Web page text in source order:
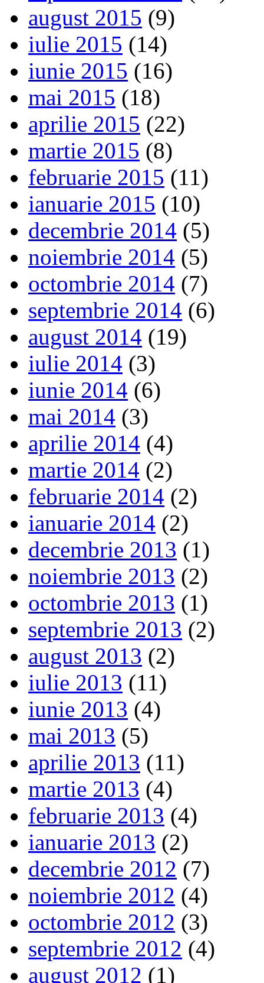
august 2015 (9)
iulie 2015 (14)
iunie 2015 (16)
mai 2015 (18)
aprilie 2015 (22)
martie 2015 (8)
februarie 2015 (11)
ianuarie 2015 (10)
decembrie 2014 (5)
noiembrie 2014 (5)
octombrie 2014 (7)
septembrie 2014 (6)
august 2014 (19)
iulie 2014 (3)
iunie 2014 (6)
mai 2014 (3)
aprilie 2014 (4)
martie 2014 (2)
februarie 2014 (2)
ianuarie 2014 (2)
decembrie 2013 (1)
noiembrie 2013 (2)
octombrie 2013 (1)
septembrie 2013 (2)
august 2013 (2)
iulie 2013 (11)
iunie 2013 (4)
mai 2013 (5)
aprilie 2013 (11)
martie 2013 (4)
februarie 2013 (4)
ianuarie 2013 (2)
decembrie 2012 (7)
noiembrie 2012 (4)
octombrie 2012 (3)
septembrie 2012 (4)
august 2012 (1)